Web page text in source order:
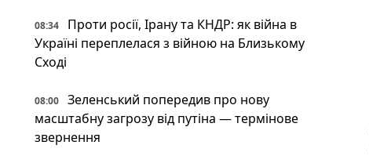
08:34
Проти росії, Ірану та КНДР: як війна в
Україні переплелася з війною на Близькому
Сході
08:00
Зеленський попередив про нову
масштабну загрозу від путіна — термінове
звернення